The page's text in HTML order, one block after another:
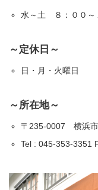
水～土 ８：００～
～定休日～
日・月・火曜日
～所在地～
〒235-0007 横浜
Tel : 045-353-3351